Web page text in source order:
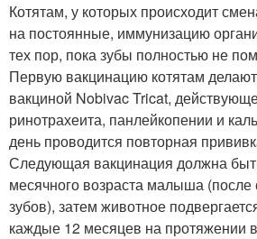
Котятам, у которых происходит
на постоянные, иммунизацию
тех пор, пока зубы полностью не
Первую вакцинацию котятам
вакциной Nobivac Tricat,
ринотрахеита, панлейкопении и
день проводится повторная
Следующая вакцинация должна
месячного возраста малыша
зубов), затем животное
каждые 12 месяцев на протяжении